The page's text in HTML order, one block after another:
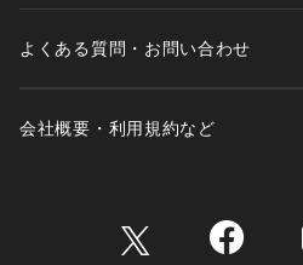
よくある質問・お問い合わせ
会社概要・利用規約など